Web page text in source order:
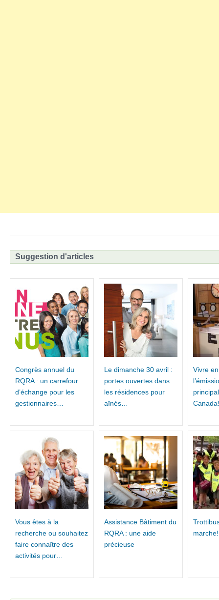
Suggestion d'articles
Congrès annuel du
RQRA : un carrefour
d’échange pour les
gestionnaires…
Le dimanche 30 avril :
portes ouvertes dans
les résidences pour
aînés…
Vivre
Canada!
Vous êtes à la
recherche ou souhaitez
faire connaître des
activités pour…
Assistance Bâtiment du
RQRA : une aide
précieuse
marche!